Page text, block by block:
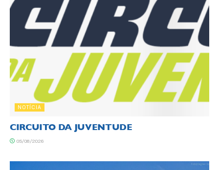
NOTÍCIA
CIRCUITO DA JUVENTUDE
05/08/2026